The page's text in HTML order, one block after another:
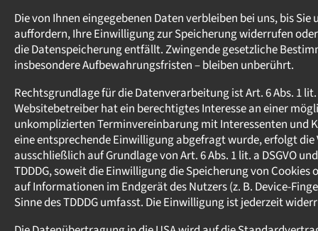
Die von Ihnen eingegebenen Daten verbleiben bei uns, bis Sie
auffordern, Ihre Einwilligung zur Speicherung widerrufen
die Datenspeicherung entfällt. Zwingende gesetzliche
insbesondere Aufbewahrungsfristen – bleiben unberührt.
Rechtsgrundlage für die Datenverarbeitung ist Art. 6 Abs. 1 lit.
Websitebetreiber hat ein berechtigtes Interesse an einer
unkomplizierten Terminvereinbarung mit Interessenten und
eine entsprechende Einwilligung abgefragt wurde, erfolgt
ausschließlich auf Grundlage von Art. 6 Abs. 1 lit. a DSGVO und
TDDDG, soweit die Einwilligung die Speicherung von Cookies
auf Informationen im Endgerät des Nutzers (z. B. Device-
Sinne des TDDDG umfasst. Die Einwilligung ist jederzeit